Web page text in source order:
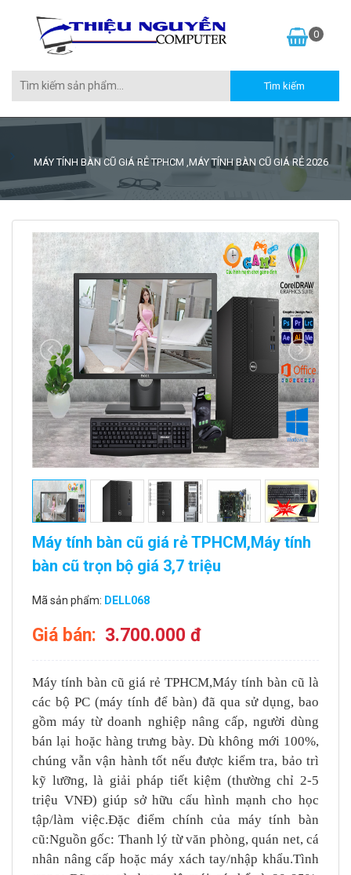
0
MÁY TÍNH BÀN CŨ GIÁ RẺ TPHCM ,MÁY TÍNH BÀN CŨ GIÁ RẺ 2026
Máy tính bàn cũ giá rẻ TPHCM,Máy tính
bàn cũ trọn bộ giá 3,7 triệu
Mã sản phẩm: DELL068
Giá bán: 3.700.000 đ
Máy tính bàn cũ giá rẻ TPHCM,Máy tính bàn cũ là
các bộ PC (máy tính để bàn) đã qua sử dụng, bao
gồm máy từ doanh nghiệp nâng cấp, người dùng
bán lại hoặc hàng trưng bày. Dù không mới 100%,
chúng vẫn vận hành tốt nếu được kiểm tra, bảo trì
kỹ lưỡng, là giải pháp tiết kiệm (thường chỉ 2-5
triệu VNĐ) giúp sở hữu cấu hình mạnh cho học
tập/làm việc.Đặc điểm chính của máy tính bàn
cũ:Nguồn gốc: Thanh lý từ văn phòng, quán net, cá
nhân nâng cấp hoặc máy xách tay/nhập khẩu.Tình